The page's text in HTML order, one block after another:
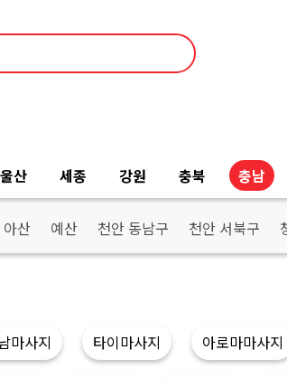
울산 세종 강원 충북 충남
아산 예산 천안 동남구 천안 서북구
마사지 타이마사지 아로마마사지